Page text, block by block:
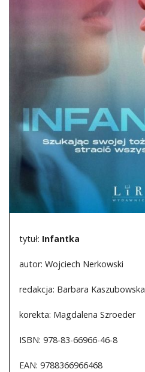
KONTAKT
tytuł: Infantka
autor: Wojciech Nerkowski
redakcja: Barbara Kaszubowska
korekta: Magdalena Szroeder
ISBN: 978-83-66966-46-8
EAN: 9788366966468